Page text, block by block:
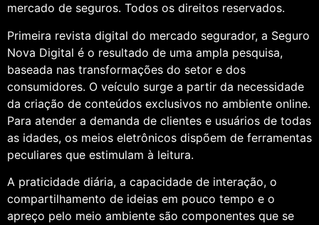
mercado de seguros. Todos os direitos reservados.
Primeira revista digital do mercado segurador, a Seguro
Nova Digital é o resultado de uma ampla pesquisa,
baseada nas transformações do setor e dos
consumidores. O veículo surge a partir da necessidade
da criação de conteúdos exclusivos no ambiente online.
Para atender a demanda de clientes e usuários de todas
as idades, os meios eletrônicos dispõem de ferramentas
peculiares que estimulam à leitura.
A praticidade diária, a capacidade de interação, o
compartilhamento de ideias em pouco tempo e o
apreço pelo meio ambiente são componentes que se